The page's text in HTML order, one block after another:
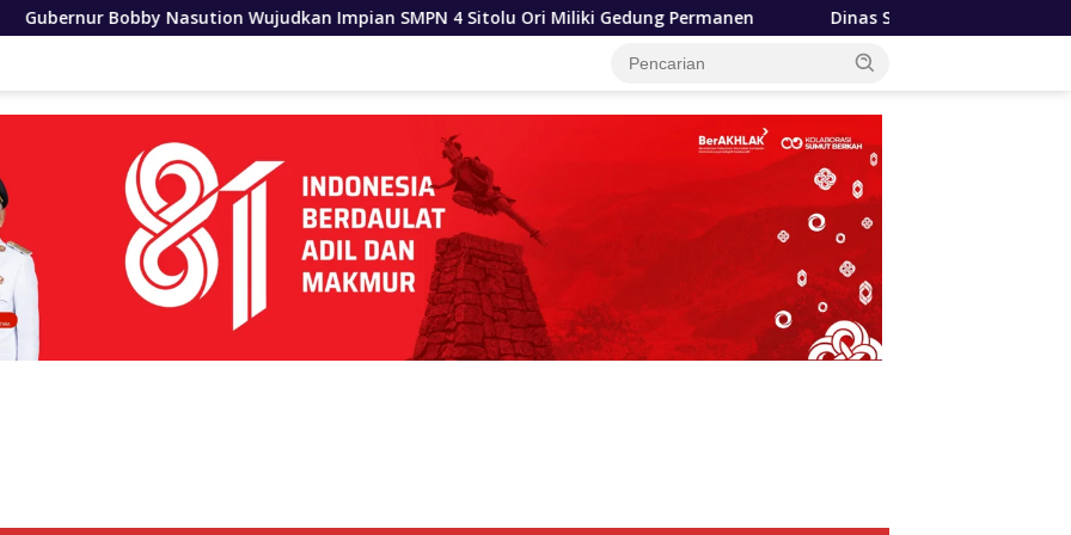
Wujudkan Impian SMPN 4 Sitolu Ori Miliki Gedung Permanen Dinas SDABMBK Medan Terapkan Pola Jemput Bola,